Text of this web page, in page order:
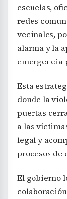
escuelas,
redes
vecinales,
alarma y la
emergencia
Esta
donde la
puertas
a las
legal y
procesos de
El gobierno